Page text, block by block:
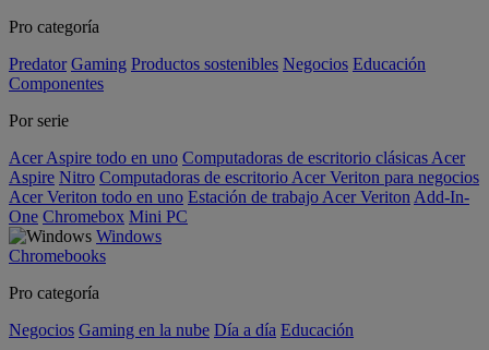
Pro categoría
Predator Gaming Productos sostenibles Negocios Educación
Componentes
Por serie
Acer Aspire todo en uno Computadoras de escritorio clásicas Acer
Aspire Nitro Computadoras de escritorio Acer Veriton para negocios
Acer Veriton todo en uno Estación de trabajo Acer Veriton Add-In-
One Chromebox Mini PC
Windows
Chromebooks
Pro categoría
Negocios Gaming en la nube Día a día Educación